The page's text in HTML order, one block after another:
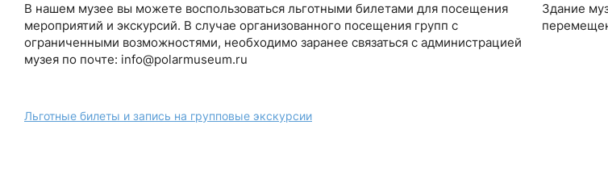
В нашем музее вы можете воспользоваться льготными билетами для посещения
мероприятий и экскурсий. В случае организованного посещения групп с
ограниченными возможностями, необходимо заранее связаться с администрацией
музея по почте: info@polarmuseum.ru
Здание
Льготные билеты и запись на групповые экскурсии